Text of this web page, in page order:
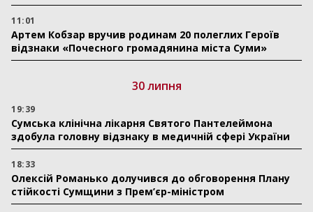
11:01
Артем Кобзар вручив родинам 20 полеглих Героїв
відзнаки «Почесного громадянина міста Суми»
30 липня
19:39
Сумська клінічна лікарня Святого Пантелеймона
здобула головну відзнаку в медичній сфері України
18:33
Олексій Романько долучився до обговорення Плану
стійкості Сумщини з Прем’єр-міністром